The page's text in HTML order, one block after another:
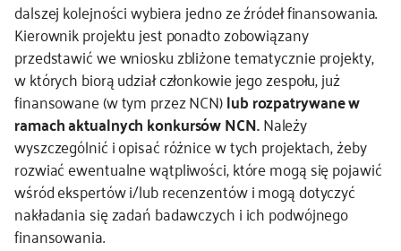
dalszej kolejności wybiera jedno ze źródeł finansowania.
Kierownik projektu jest ponadto zobowiązany
przedstawić we wniosku zbliżone tematycznie projekty,
w których biorą udział członkowie jego zespołu, już
finansowane (w tym przez NCN)lub rozpatrywane w
ramach aktualnych konkursów NCN.Należy
wyszczególnić i opisać różnice w tych projektach, żeby
rozwiać ewentualne wątpliwości, które mogą się pojawić
wśród ekspertów i/lub recenzentów i mogą dotyczyć
nakładania się zadań badawczych i ich podwójnego
finansowania.